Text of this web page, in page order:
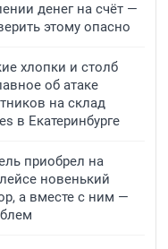
денег на счёт —
этому опасно
хлопки и столб
об атаке
на склад
в Екатеринбурге
приобрел на
новенький
а вместе с ним —